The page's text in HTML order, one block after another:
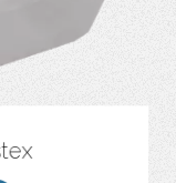
reconocido por